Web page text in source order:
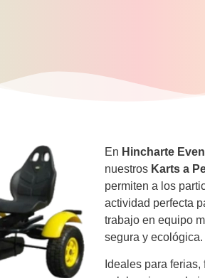
En Hincharte
nuestros Karts a
permiten a los
actividad perfecta
trabajo en equipo
segura y ecológica.
Ideales para